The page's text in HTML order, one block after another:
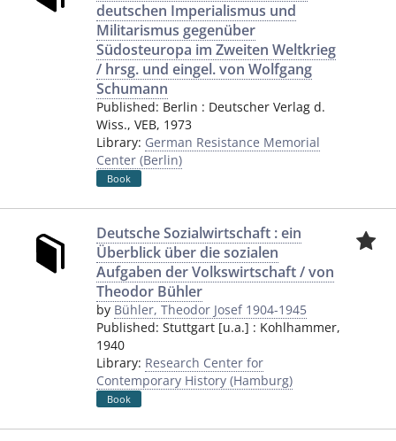
deutschen Imperialismus und
Militarismus gegenüber
Südosteuropa im Zweiten Weltkrieg
/ hrsg. und eingel. von Wolfgang
Schumann
Published: Berlin : Deutscher Verlag d.
Wiss., VEB, 1973
Library: German Resistance Memorial
Center (Berlin)
Book
Deutsche Sozialwirtschaft : ein
Überblick über die sozialen
Aufgaben der Volkswirtschaft / von
Theodor Bühler
by Bühler, Theodor Josef 1904-1945
Published: Stuttgart [u.a.] : Kohlhammer,
1940
Library: Research Center for
Contemporary History (Hamburg)
Book